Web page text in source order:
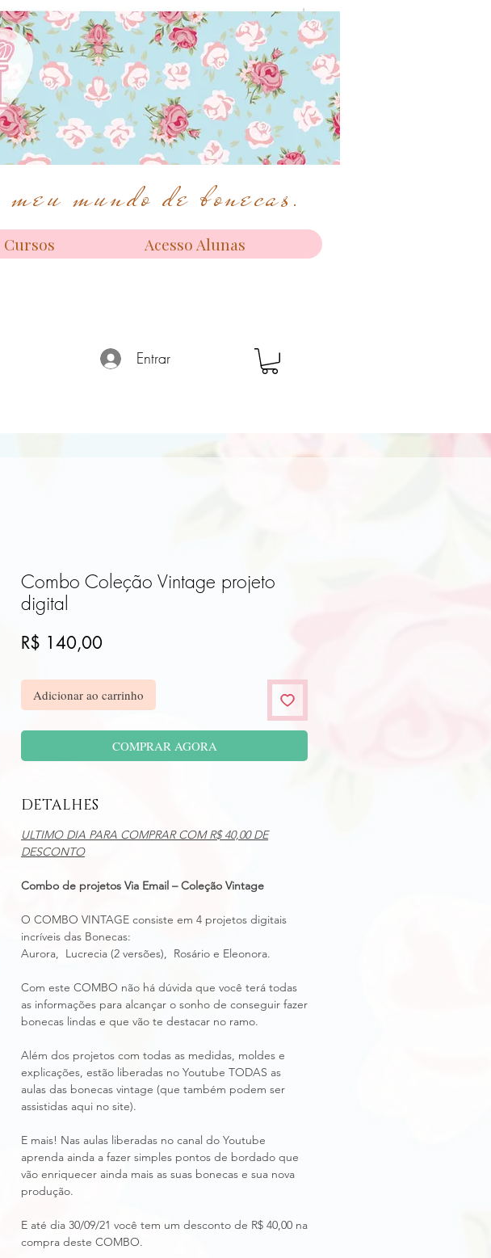
mundo de bonecas.
Cursos Acesso Alunas
Entrar
Combo Coleção Vintage projeto
digital
R$ 140,00Preço
Adicionar ao carrinho
COMPRAR AGORA
DETALHES
ULTIMO DIA PARA COMPRAR COM R$ 40,00 DE
DESCONTO
Combo de projetos Via Email – Coleção Vintage
O COMBO VINTAGE consiste em 4 projetos digitais
incríveis das Bonecas:
Aurora, Lucrecia (2 versões), Rosário e Eleonora.
Com este COMBO não há dúvida que você terá todas
as informações para alcançar o sonho de conseguir fazer
bonecas lindas e que vão te destacar no ramo.
Além dos projetos com todas as medidas, moldes e
explicações, estão liberadas no Youtube TODAS as
aulas das bonecas vintage (que também podem ser
assistidas aqui no site).
E mais! Nas aulas liberadas no canal do Youtube
aprenda ainda a fazer simples pontos de bordado que
vão enriquecer ainda mais as suas bonecas e sua nova
produção.
E até dia 30/09/21 você tem um desconto de R$ 40,00 na
compra deste COMBO.